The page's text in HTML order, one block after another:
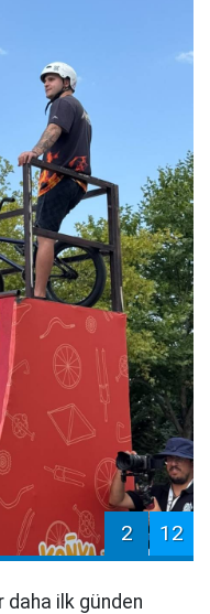
2 12
ilk günden